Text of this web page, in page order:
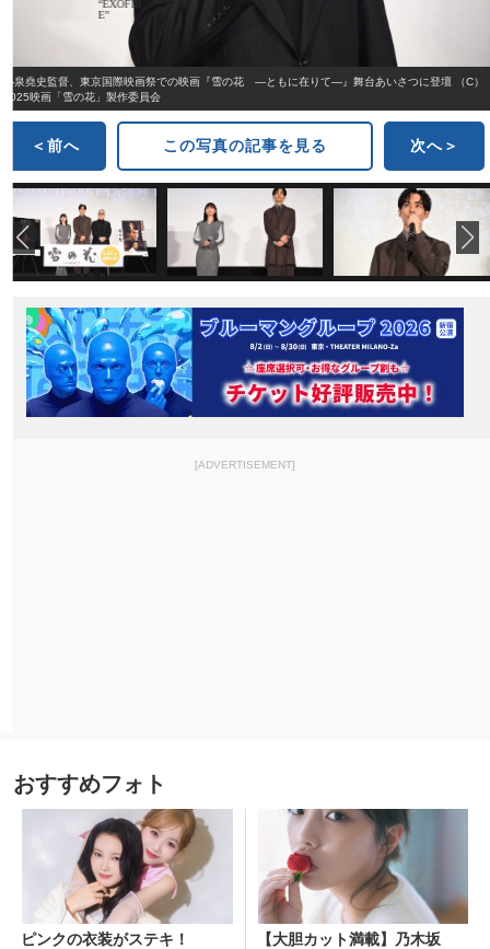
小泉堯史監督、東京国際映画祭での映画『雪の花 ―ともに在りて―』舞台あいさつに登壇 （C）
2025映画「雪の花」製作委員会
＜前へ この写真の記事を見る 次へ＞
[ADVERTISEMENT]
おすすめフォト
ピンクの衣装がステキ！
【大胆カット満載】乃木坂